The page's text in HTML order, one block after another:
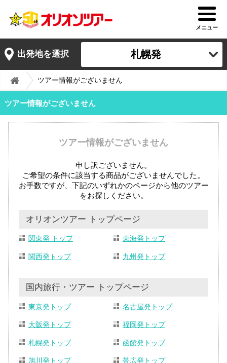
メニュー
出発地を選択 札幌発
ツアー情報がございません
ツアー情報がございません
ツアー情報がございません
申し訳ございません。
ご希望の条件に該当する商品がございませんでした。
お手数ですが、下記のいずれかのページから他のツアー
をお探しください。
オリオンツアー トップページ
関東発 トップ 東海発トップ
関西発トップ 九州発トップ
国内旅行・ツアー トップページ
東京発トップ 名古屋発トップ
大阪発トップ 福岡発トップ
札幌発トップ 函館発トップ
旭川発トップ 帯広発トップ